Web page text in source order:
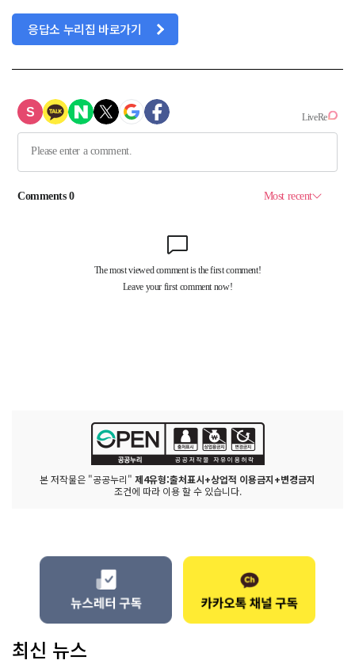
응답소 누리집 바로가기
본 저작물은 "공공누리" 제4유형:출처표시+상업적 이용금지+변경금지
조건에 따라 이용 할 수 있습니다.
최신 뉴스